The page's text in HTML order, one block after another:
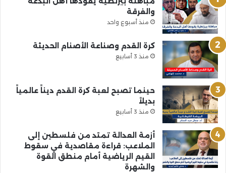
والفرقة
منذ أسبوع واحد
كرة القدم وصناعة الأصنام الحديثة
منذ 3 أسابيع
حينما تصبح لعبة كرة القدم ديناً عالمياً
بديلاً
منذ 3 أسابيع
أزمة العدالة تمتد من فلسطين إلى
الملاعب: قراءة مقاصدية في سقوط
القيم الرياضية أمام منطق القوة
والشهرة